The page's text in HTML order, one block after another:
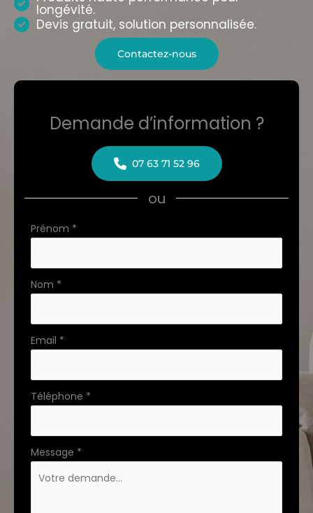
longévité.
Devis gratuit, solution personnalisée.
Contactez-nous
Demande d’information ?
07 63 71 52 96
ou
Formulaire
téléphone
Prénom *
Nom *
Email *
Téléphone *
Message *